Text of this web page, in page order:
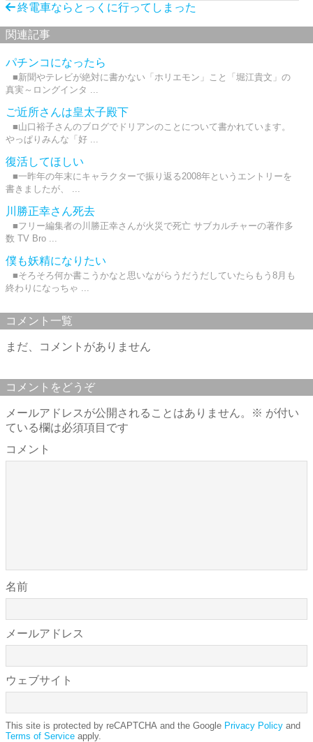
終電車ならとっくに行ってしまった
関連記事
パチンコになったら
■新聞やテレビが絶対に書かない「ホリエモン」こと「堀江貴文」の
真実～ロングインタ ...
ご近所さんは皇太子殿下
■山口裕子さんのブログでドリアンのことについて書かれています。
やっぱりみんな「好 ...
復活してほしい
■一昨年の年末にキャラクターで振り返る2008年というエントリーを
書きましたが、 ...
川勝正幸さん死去
■フリー編集者の川勝正幸さんが火災で死亡 サブカルチャーの著作多
数 TV Bro ...
僕も妖精になりたい
■そろそろ何か書こうかなと思いながらうだうだしていたらもう8月も
終わりになっちゃ ...
コメント一覧
まだ、コメントがありません
コメントをどうぞ
メールアドレスが公開されることはありません。 ※ が付い
ている欄は必須項目です
コメント
名前
メールアドレス
ウェブサイト
This site is protected by reCAPTCHA and the Google Privacy Policy and
Terms of Service apply.